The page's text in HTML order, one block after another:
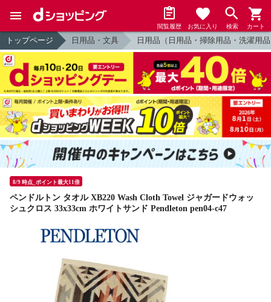
閲覧履歴 お気に入り 検索 カート
トップページ 日用品・文具 日用品（日用品・掃除用品・洗濯用
8/9 時点_ポイント最大11倍
ペンドルトン タオル XB220 Wash Cloth Towel ジャガードウォッ
シュクロス 33x33cm ホワイトサンド Pendleton pen04-c47